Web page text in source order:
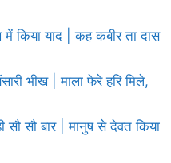
किया याद | कह कबीर ता दास
भीख | माला फेरे हरि मिले,
सौ सौ बार | मानुष से देवत किया